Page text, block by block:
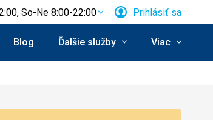
So-Ne 8:00-22:00 Prihlásiť sa
Blog Ďalšie služby Viac